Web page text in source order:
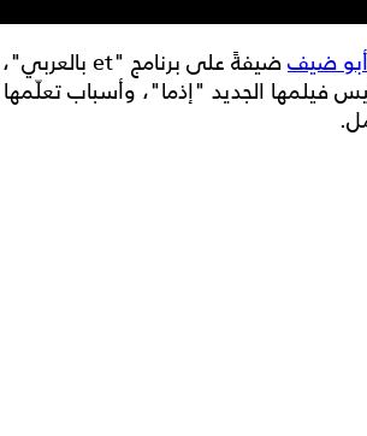
ضيف
ضيفةً على برنامج "et بالعربي"،
فيلمها الجديد "إذما"، وأسباب تعلّمها